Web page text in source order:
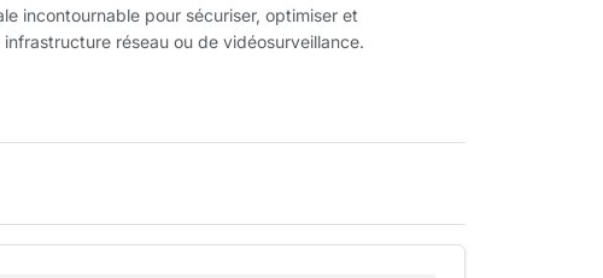
incontournable pour sécuriser, optimiser et
réseau ou de vidéosurveillance.